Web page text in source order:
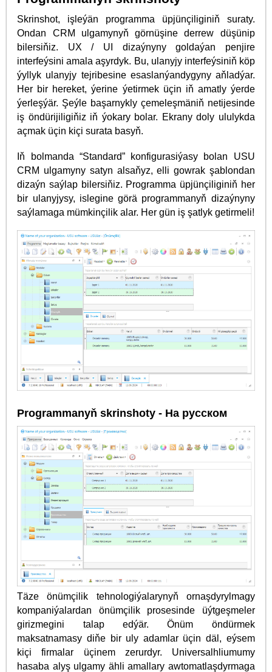
Skrinshot, işleýän programma üpjünçiliginiň suraty.
Ondan CRM ulgamynyň görnüşine derrew düşünip
bilersiňiz. UX / UI dizaýnyny goldaýan penjire
interfeýsini amala aşyrdyk. Bu, ulanyjy interfeýsiniň köp
ýyllyk ulanyjy tejribesine esaslanýandygyny aňladýar.
Her bir hereket, ýerine ýetirmek üçin iň amatly ýerde
ýerleşýär. Şeýle başarnykly çemeleşmäniň netijesinde
iş öndürijiligiňiz iň ýokary bolar. Ekrany doly ululykda
açmak üçin kiçi surata basyň.
Iň bolmanda “Standard” konfigurasiýasy bolan USU
CRM ulgamyny satyn alsaňyz, elli gowrak şablondan
dizaýn saýlap bilersiňiz. Programma üpjünçiliginiň her
bir ulanyjysy, islegine görä programmanyň dizaýnyny
saýlamaga mümkinçilik alar. Her gün iş şatlyk getirmeli!
Programmanyň skrinshoty - На русском
Täze önümçilik tehnologiýalarynyň ornaşdyrylmagy
kompaniýalardan önümçilik prosesinde üýtgeşmeler
girizmegini talap edýär. Önüm öndürmek
maksatnamasy diňe bir uly adamlar üçin däl, eýsem
kiçi firmalar üçinem zerurdyr. Universalhliumumy
hasaba alyş ulgamy ähli amallary awtomatlaşdyrmaga